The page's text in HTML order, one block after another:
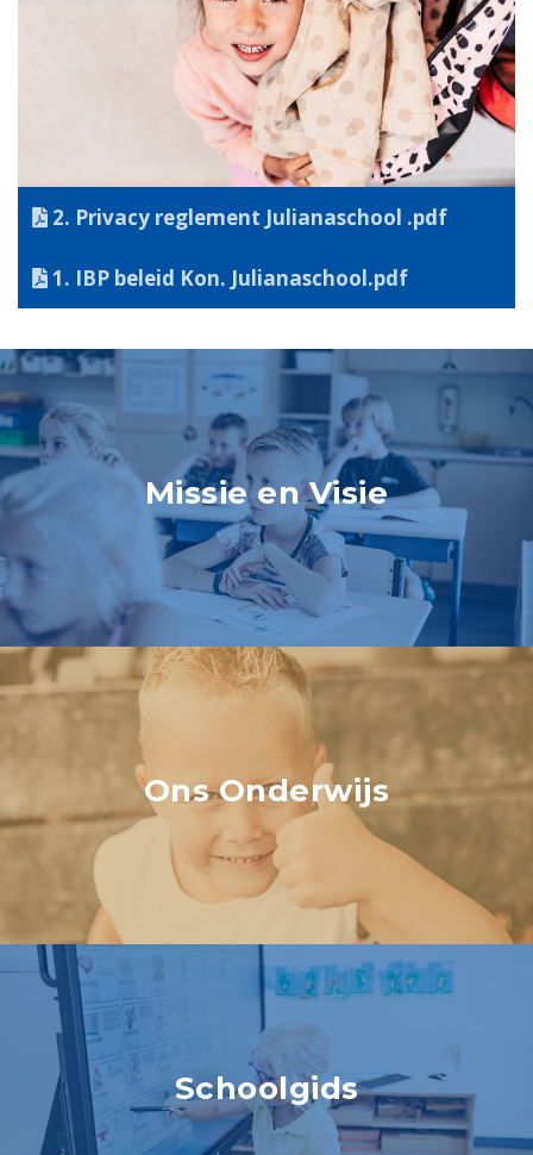
2. Privacy reglement Julianaschool .pdf
1. IBP beleid Kon. Julianaschool.pdf
Missie en Visie
Ons Onderwijs
Schoolgids